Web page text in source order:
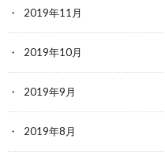
2019年11月
2019年10月
2019年9月
2019年8月